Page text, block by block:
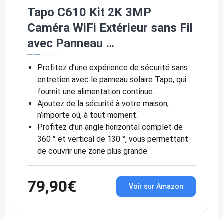
Tapo C610 Kit 2K 3MP
Caméra WiFi Extérieur sans Fil
avec Panneau …
Profitez d’une expérience de sécurité sans
entretien avec le panneau solaire Tapo, qui
fournit une alimentation continue…
Ajoutez de la sécurité à votre maison,
n’importe où, à tout moment.
Profitez d’un angle horizontal complet de
360 ° et vertical de 130 °, vous permettant
de couvrir une zone plus grande.
79,90€ Voir sur Amazon